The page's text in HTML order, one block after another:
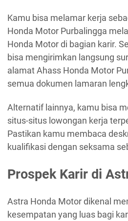
Kamu bisa melamar kerja
Honda Motor Purbalingga
Honda Motor di bagian karir.
bisa mengirimkan langsung
alamat Ahass Honda Motor
semua dokumen lamaran
Alternatif lainnya, kamu bisa
situs-situs lowongan kerja
Pastikan kamu membaca
kualifikasi dengan seksama
Prospek Karir di
Astra Honda Motor dikenal
kesempatan yang luas bagi